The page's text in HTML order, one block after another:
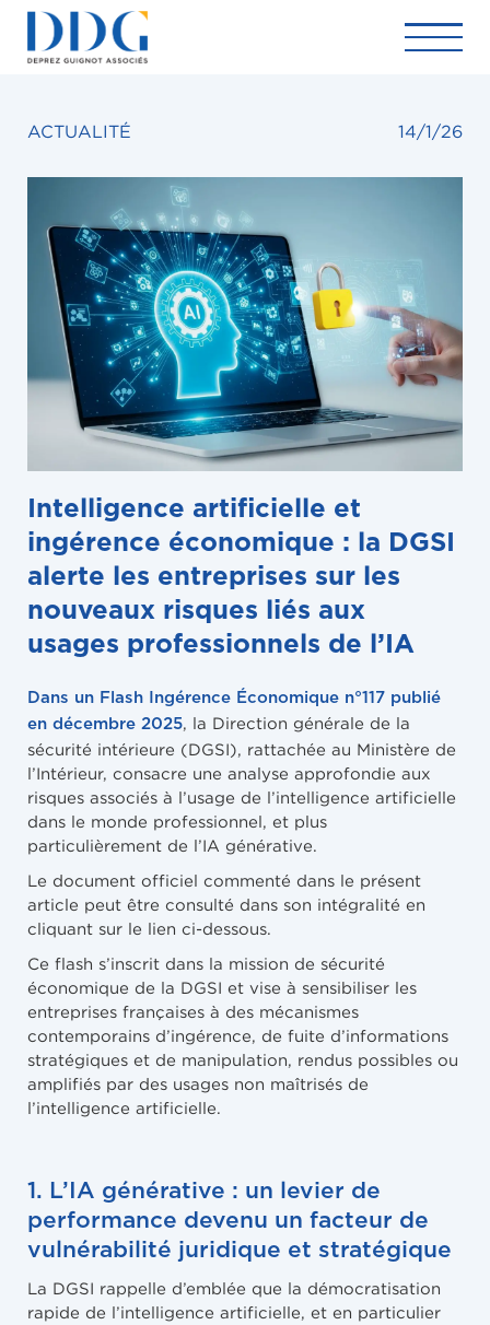
ACTUALITÉ 14/1/26
Intelligence artificielle et
ingérence économique : la DGSI
alerte les entreprises sur les
nouveaux risques liés aux
usages professionnels de l’IA
Dans un Flash Ingérence Économique n°117 publié
en décembre 2025 , la Direction générale de la
sécurité intérieure (DGSI), rattachée au Ministère de
l’Intérieur, consacre une analyse approfondie aux
risques associés à l’usage de l’intelligence artificielle
dans le monde professionnel, et plus
particulièrement de l’IA générative.
Le document officiel commenté dans le présent
article peut être consulté dans son intégralité en
cliquant sur le lien ci-dessous.
Ce flash s’inscrit dans la mission de sécurité
économique de la DGSI et vise à sensibiliser les
entreprises françaises à des mécanismes
contemporains d’ingérence, de fuite d’informations
stratégiques et de manipulation, rendus possibles ou
amplifiés par des usages non maîtrisés de
l’intelligence artificielle.
1. L’IA générative : un levier de
performance devenu un facteur de
vulnérabilité juridique et stratégique
La DGSI rappelle d’emblée que la démocratisation
rapide de l’intelligence artificielle, et en particulier